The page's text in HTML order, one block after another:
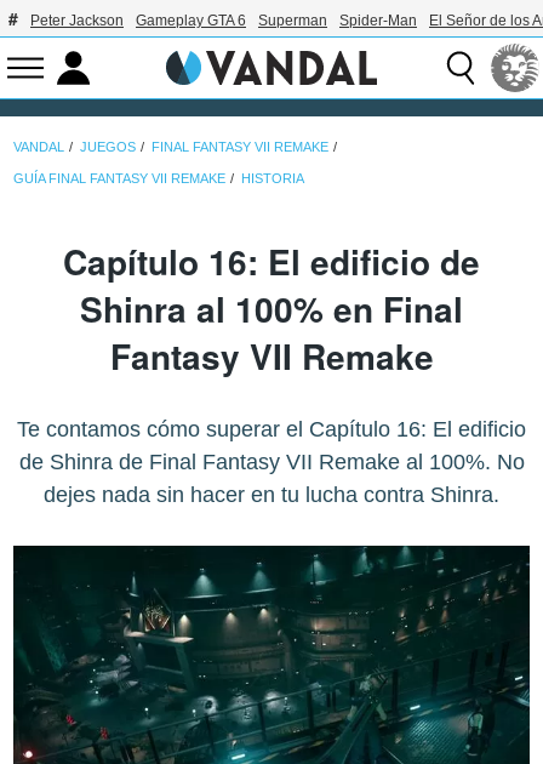
Peter Jackson Gameplay GTA 6 Superman Spider-Man El Señor de los
VANDAL JUEGOS FINAL FANTASY VII REMAKE
GUÍA FINAL FANTASY VII REMAKE HISTORIA
Capítulo 16: El edificio de
Shinra al 100% en Final
Fantasy VII Remake
Te contamos cómo superar el Capítulo 16: El edificio
de Shinra de Final Fantasy VII Remake al 100%. No
dejes nada sin hacer en tu lucha contra Shinra.